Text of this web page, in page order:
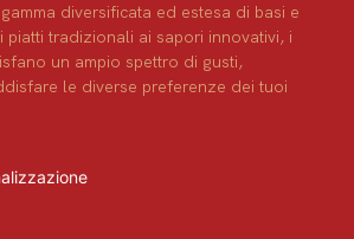
diversificata ed estesa di basi e
piatti tradizionali ai sapori innovativi, i
un ampio spettro di gusti,
le diverse preferenze dei tuoi